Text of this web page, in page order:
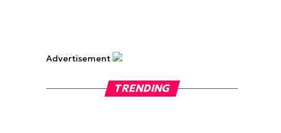
Advertisement
TRENDING